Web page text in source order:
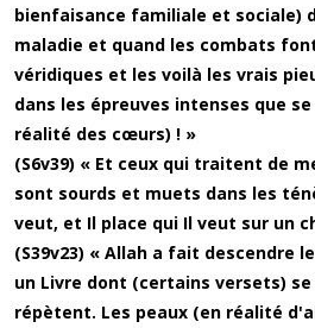
bienfaisance familiale et sociale)
maladie et quand les combats
véridiques et les voilà les vrais
dans les épreuves intenses que
réalité des cœurs) ! »
(S6v39) « Et ceux qui traitent de
sont sourds et muets dans les
veut, et Il place qui Il veut sur un
(S39v23) « Allah a fait descendre
un Livre dont (certains versets)
répètent. Les peaux (en réalité